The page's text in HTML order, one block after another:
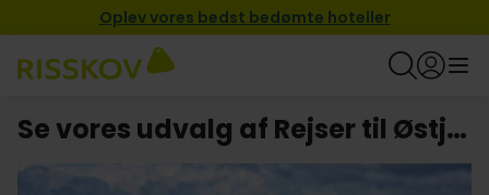
Oplev vores bedst bedømte hoteller
Se vores udvalg af Rejser til Østjylland